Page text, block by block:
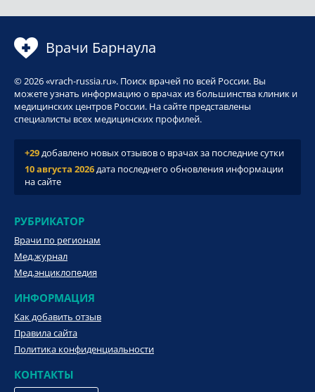
Врачи Барнаула
© 2026 «vrach-russia.ru». Поиск врачей по всей России. Вы
можете узнать информацию о врачах из большинства клиник и
медицинских центров России. На сайте представлены
специалисты всех медицинских профилей.
+29добавлено новых отзывов о врачах за последние сутки
10 августа 2026дата последнего обновления информации
на сайте
РУБРИКАТОР
Врачи по регионам
Мед.журнал
Мед.энциклопедия
ИНФОРМАЦИЯ
Как добавить отзыв
Правила сайта
Политика конфиденциальности
КОНТАКТЫ